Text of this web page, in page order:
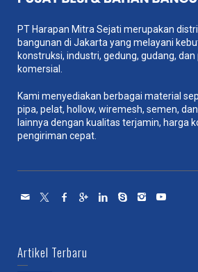
PT Harapan Mitra Sejati merupakan
bangunan di Jakarta yang melayani
konstruksi, industri, gedung, gudang,
komersial.
Kami menyediakan berbagai material
pipa, pelat, hollow, wiremesh, semen,
lainnya dengan kualitas terjamin, harga
pengiriman cepat.
Artikel Terbaru